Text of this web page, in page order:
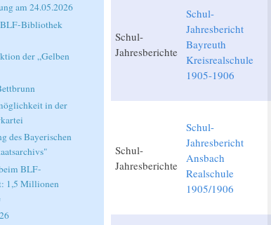
Schul-
Jahresberichte
Schul-
Jahresbericht
Bayreuth
Kreisrealschule
1905-1906
Schul-
Jahresberichte
Schul-
Jahresbericht
Ansbach
Realschule
1905/1906
am 24.05.2026
BLF-Bibliothek
der „Gelben
in der
des Bayerischen
BLF-
1,5 Millionen